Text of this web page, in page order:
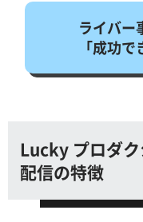
ライバー
「成功
Lucky プロダ
配信の特徴